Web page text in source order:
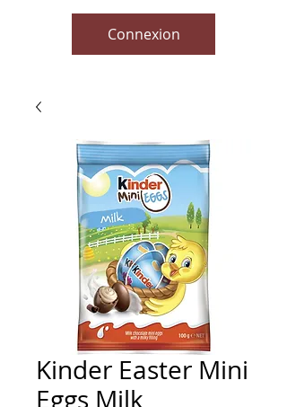
Connexion
Kinder Easter Mini
Eggs Milk